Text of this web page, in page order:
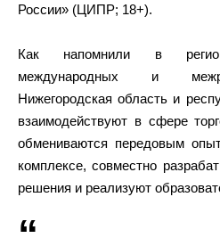
России» (ЦИПР; 18+).
Как напомнили в
международных и
Нижегородская область и
взаимодействуют в сфере
обмениваются передовым
комплексе, совместно
решения и реализуют